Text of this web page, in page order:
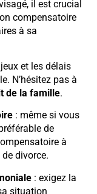
il est crucial
compensatoire
à sa
et les délais
N’hésitez pas à
de la famille.
: même si vous
de
à
divorce.
: exigez la
situation